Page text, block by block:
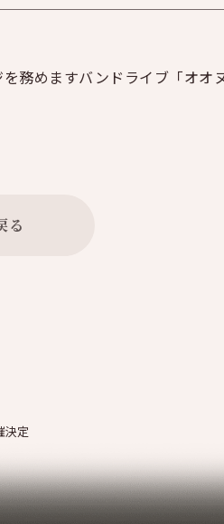
務めますバンドライブ「オオ
る
決定